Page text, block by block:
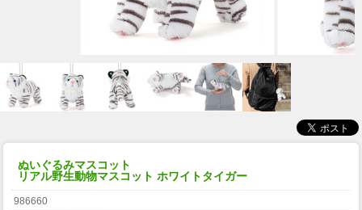
ぬいぐるみマスコット
リアル野生動物マスコット ホワイトタイガー
986660